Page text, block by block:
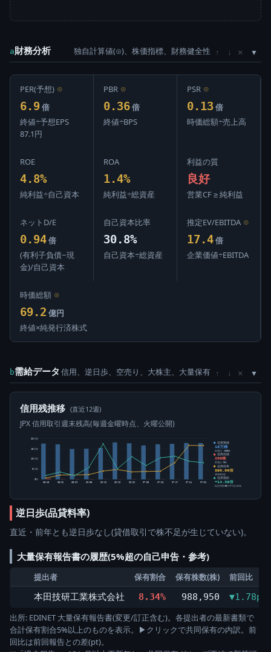
a財務分析 独自計算値(⊙)、株価指標、財務健全性 ↑ ↓ ×
PER(予想) ⊙
6.9 倍
終値÷予想EPS
87.1円
PBR ⊙
0.36 倍
終値÷BPS
PSR ⊙
0.13 倍
時価総額÷売上高
ROE
4.8%
純利益÷自己資本
ROA
1.4%
純利益÷総資産
利益の質
良好
営業CF ≥ 純利益
ネットD/E
0.94 倍
(有利子負債−現
金)/自己資本
自己資本比率
30.8%
自己資本÷総資産
推定EV/EBITDA ⊙
17.4 倍
企業価値÷EBITDA
時価総額 ⊙
69.2 億円
終値×純発行済株式
b需給データ 信用、逆日歩、空売り、大株主、大量保有 ↑ ↓ ×
信用残推移 (直近12週)
JPX 信用取引週末残高(毎週金曜時点、火曜公開)
0株
5万株
10万株
15万株
20万株
05-15 05-22 05-29 06-05 06-12 06-19 06-26 07-03 07-10 07-17 07-24 07-31
信用買残
18万株
前週比 -600株
信用売残
200株
前週比 0株
信用倍率
890.00倍
買残÷売残
信用需給
+14.39倍
純信用残÷5日平均出来高
逆日歩(品貸料率)
直近・前年とも逆日歩なし(貸借取引で株不足が生じていない)。
大量保有報告書の履歴(5%超の自己申告・参考)
提出者 保有割合 保有株数(株)
前回比
本田技研工業株式会社
8.34% 988,950
▼1.78pt
出所: EDINET 大量保有報告書(変更/訂正含む)。各提出者の最新書類で
合計保有割合5%以上のものを表示。▶クリックで共同保有の内訳。前
回比は前回報告との差(pt)。